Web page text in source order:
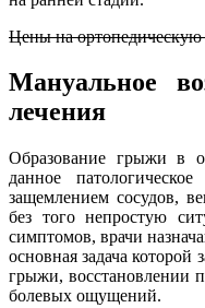
Цены на ортопедическую
Мануальное
лечения
Образование грыжи в
данное
защемлением сосудов,
без того непростую
симптомов, врачи
основная задача которой
грыжи, восстановлении
болевых ощущений.